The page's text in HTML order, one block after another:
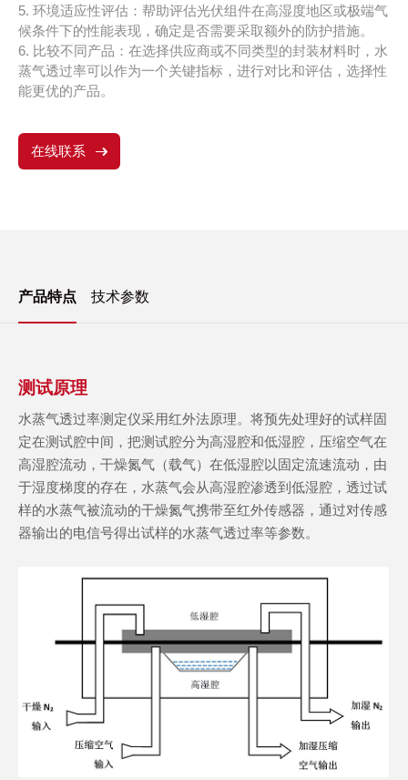
5. 环境适应性评估：帮助评估光伏组件在高湿度地区或极端气
候条件下的性能表现，确定是否需要采取额外的防护措施。
6. 比较不同产品：在选择供应商或不同类型的封装材料时，水
蒸气透过率可以作为一个关键指标，进行对比和评估，选择性
能更优的产品。
在线联系
产品特点 技术参数
测试原理
水蒸气透过率测定仪采用红外法原理。将预先处理好的试样固
定在测试腔中间，把测试腔分为高湿腔和低湿腔，压缩空气在
高湿腔流动，干燥氮气（载气）在低湿腔以固定流速流动，由
于湿度梯度的存在，水蒸气会从高湿腔渗透到低湿腔，透过试
样的水蒸气被流动的干燥氮气携带至红外传感器，通过对传感
器输出的电信号得出试样的水蒸气透过率等参数。